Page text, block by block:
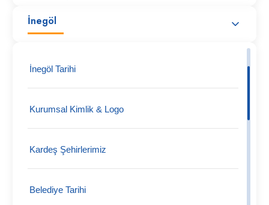
Tüfekçikonak Mahallesi
Turgutalp Köy Mahallesi
Tokuş Mahallesi
Tekke Mahallesi
Tahtaköprü Mahallesi
İnegöl
İnegöl Tarihi
Kurumsal Kimlik & Logo
Kardeş Şehirlerimiz
Belediye Tarihi